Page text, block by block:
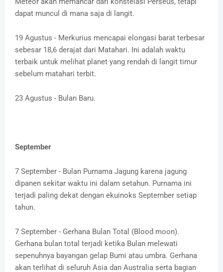
dapat muncul di mana saja di langit.
19 Agustus - Merkurius mencapai elongasi barat terbesar
sebesar 18,6 derajat dari Matahari. Ini adalah waktu
terbaik untuk melihat planet yang rendah di langit timur
sebelum matahari terbit.
23 Agustus - Bulan Baru.
September
7 September - Bulan Purnama Jagung karena jagung
dipanen sekitar waktu ini dalam setahun. Purnama ini
terjadi paling dekat dengan ekuinoks September setiap
tahun.
7 September - Gerhana Bulan Total (Blood moon).
Gerhana bulan total terjadi ketika Bulan melewati
sepenuhnya bayangan gelap Bumi atau umbra. Gerhana
akan terlihat di seluruh Asia dan Australia serta bagian